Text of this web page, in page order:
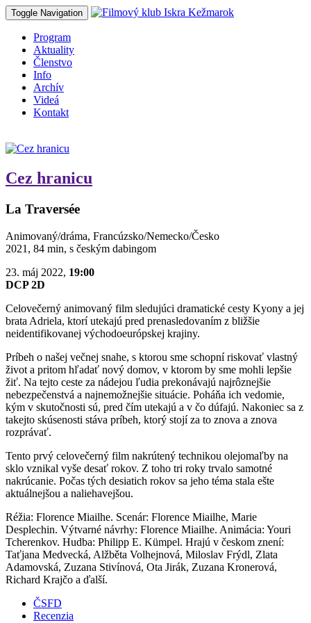
Toggle Navigation
Program
Aktuality
Členstvo
Info
Archív
Videá
Kontakt
Cez hranicu
La Traversée
Animovaný/dráma, Francúzsko/Nemecko/Česko
2021, 84 min, s českým dabingom
23. máj 2022, 19:00
DCP 2D
Celovečerný animovaný film sledujúci dramatické cesty Kyony a jej
brata Adriela, ktorí utekajú pred prenasledovaním z bližšie
neidentifikovanej východoeurópskej krajiny.
Príbeh o našej večnej snahe, s ktorou sme schopní riskovať vlastný
život a pritom hľadať nový domov, v ktorom by sme mohli lepšie
žiť. Na tejto ceste za nádejou ľudia prekonávajú najrôznejšie
nebezpečenstvá a najnemožnejšie situácie. Poháňa ich vedomie,
kým v skutočnosti sú, pred čím utekajú a v čo dúfajú. Nakoniec sa z
takejto skúsenosti stáva príbeh, ktorý stojí za to znova a znova
rozprávať.
Tento prvý celovečerný film nakrútený technikou olejomaľby na
sklo vznikal vyše desať rokov. Z toho tri roky trvalo samotné
nakrúcanie. Počas tých desiatich rokov sa jeho téma stala ešte
aktuálnejšou a naliehavejšou.
Réžia: Florence Miailhe. Scenár: Florence Miailhe, Marie
Desplechin. Výtvarné návrhy: Florence Miailhe. Animácia: Youri
Tcherenkov. Hudba: Philipp E. Kümpel. Hrajú v českom znení:
Taťjana Medvecká, Alžběta Volhejnová, Miloslav Frýdl, Zlata
Adamovská, Zuzana Stivínová, Ota Jirák, Zuzana Kronerová,
Richard Krajčo a ďalší.
ČSFD
Recenzia